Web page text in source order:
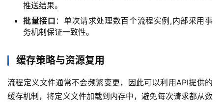
行
动
态
推送结果。
批量接口 ：单次请求处理数百个流程实例,内部采用事
务机制保证一致性。
缓存策略与资源复用
流程定义文件通常不会频繁变更，因此可以利用API提供的
缓存机制，将定义文件加载到内存中，避免每次请求都从数